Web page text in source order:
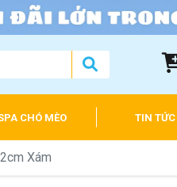
CHÓ MÈO TIN TỨC
Xám